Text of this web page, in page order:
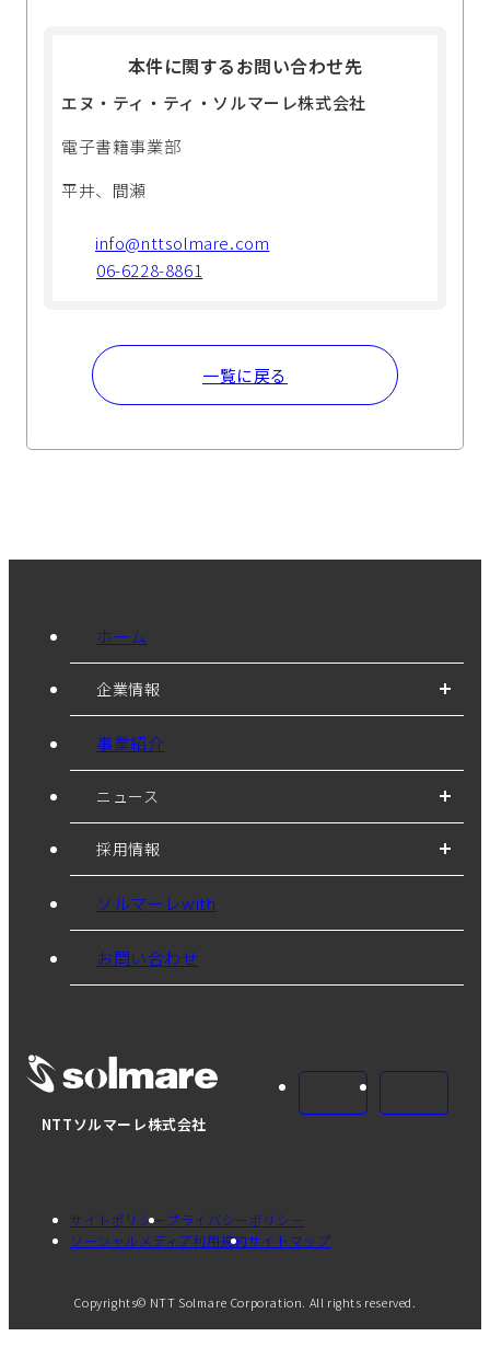
本件に関するお問い合わせ先
エヌ・ティ・ティ・ソルマーレ株式会社
電子書籍事業部
平井、間瀬
info@nttsolmare.com
06-6228-8861
一覧に戻る
NTTソルマーレ株式会社
ホーム
企業情報
事業紹介
ニュース
採用情報
ソルマーレwith
お問い合わせ
サイトポリシープライバシーポリシー
ソーシャルメディア利用規約サイトマップ
Copyrights© NTT Solmare Corporation. All rights reserved.